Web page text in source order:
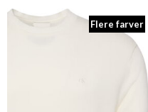
Flere farver